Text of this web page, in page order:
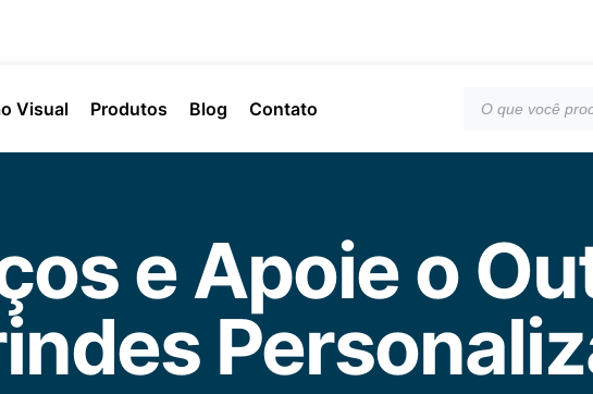
Visual Produtos Blog Contato
e Apoie o